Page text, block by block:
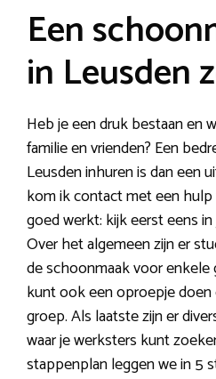
Een
in Leusden
Heb je een druk bestaan en
familie en vrienden? Een
Leusden inhuren is dan een
kom ik contact met een
goed werkt: kijk eerst eens
Over het algemeen zijn er
de schoonmaak voor enkele
kunt ook een oproepje
groep. Als laatste zijn er
waar je werksters kunt
stappenplan leggen we in 5